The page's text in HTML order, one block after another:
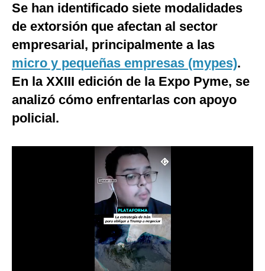
Mundo
EEUU
México
España
Se han identificado siete modalidades
de extorsión que afectan al sector
empresarial, principalmente a las
micro y pequeñas empresas (mypes).
En la XXIII edición de la Expo Pyme, se
analizó cómo enfrentarlas con apoyo
policial.